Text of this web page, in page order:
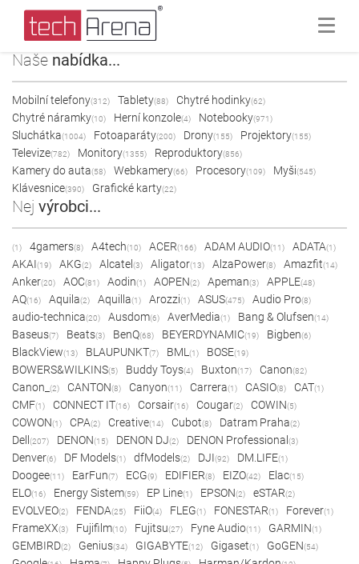
Naše nabídka...
Mobilní telefony(312) Tablety(88) Chytré hodinky(62)
Chytré náramky(10) Herní konzole(4) Notebooky(971)
Sluchátka(1004) Fotoaparáty(200) Drony(155) Projektory(155)
Televize(782) Monitory(1355) Reproduktory(856)
Kamery do auta(58) Webkamery(66) Procesory(109) Myši(545)
Klávesnice(390) Grafické karty(22)
Nej výrobci...
(1) 4gamers(8) A4tech(10) ACER(166) ADAM AUDIO(11) ADATA(1)
AKAI(19) AKG(2) Alcatel (3) Aligator(13) AlzaPower(8) Amazfit(14)
Anker(20) AOC(81) Aodin(1) AOPEN(2) Apeman(3) APPLE(48)
AQ(16) Aquila(2) Aquilla(1) Arozzi(1) ASUS(475) Audio Pro(8)
audio-technica(20) Ausdom(6) AverMedia(1) Bang & Olufsen(14)
Baseus(7) Beats(3) BenQ(68) BEYERDYNAMIC(19) Bigben(6)
BlackView(13) BLAUPUNKT(7) BML (1) BOSE(19)
BOWERS&WILKINS(5) Buddy Toys(4) Buxton(17) Canon(82)
Canon_ (2) CANTON(8) Canyon(11) Carrera(1) CASIO(8) CAT(1)
CMF(1) CONNECT IT(16) Corsair(16) Cougar(2) COWIN(5)
COWON(1) CPA(2) Creative(14) Cubot(8) Datram Praha(2)
Dell (207) DENON(15) DENON DJ(2) DENON Professional (3)
Denver(6) DF Models(1) dfModels(2) DJI(92) DM.LIFE(1)
Doogee(11) EarFun(7) ECG(9) EDIFIER(8) EIZO(42) Elac(15)
ELO(16) Energy Sistem(59) EP Line(1) EPSON(2) eSTAR(2)
EVOLVEO(2) FENDA(25) FiiO(4) FLEG(1) FONESTAR(1) Forever(1)
FrameXX(3) Fujifilm(10) Fujitsu(27) Fyne Audio(11) GARMIN(1)
GEMBIRD(2) Genius(34) GIGABYTE(12) Gigaset(1) GoGEN(54)